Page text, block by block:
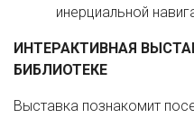
инерциальной
ИНТЕРАКТИВНАЯ
БИБЛИОТЕКЕ
Выставка познакомит